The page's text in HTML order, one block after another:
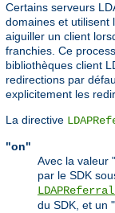
Certains serveurs
domaines et utilisent
aiguiller un client
franchies. Ce
bibliothèques client
redirections par
explicitement les
La directive
"on"
Avec la valeur
par le SDK
du SDK, et un